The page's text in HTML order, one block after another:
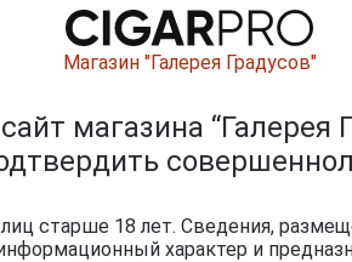
Магазин "Галерея Градусов"
магазина “Галерея
старше 18 лет. Сведения,
характер и